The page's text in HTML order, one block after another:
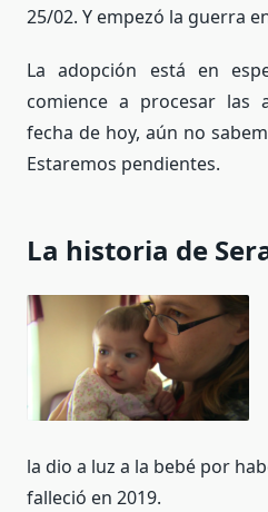
25/02. Y empezó la guerra
La adopción está en
comience a procesar las
fecha de hoy, aún no
Estaremos pendientes.
La historia de
la dio a luz a la bebé por
falleció en 2019.